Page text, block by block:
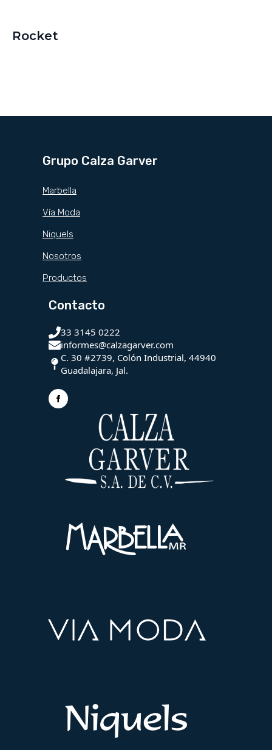
Rocket
Grupo Calza Garver
Marbella
Vía Moda
Niquels
Nosotros
Productos
Contacto
33 3145 0222
informes@calzagarver.com
C. 30 #2739, Colón Industrial, 44940
Guadalajara, Jal.